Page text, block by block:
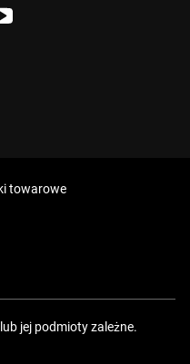
towarowe
jej podmioty zależne.